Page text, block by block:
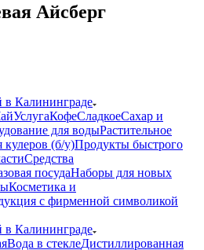
Айсберг
в Калининграде
УслугаКофеСладкоеСахар и
для водыРастительное
кулеров (б/у)Продукты быстрого
Средства
посудаНаборы для новых
Косметика и
с фирменной символикой
в Калининграде
Вода в стеклеДистиллированная